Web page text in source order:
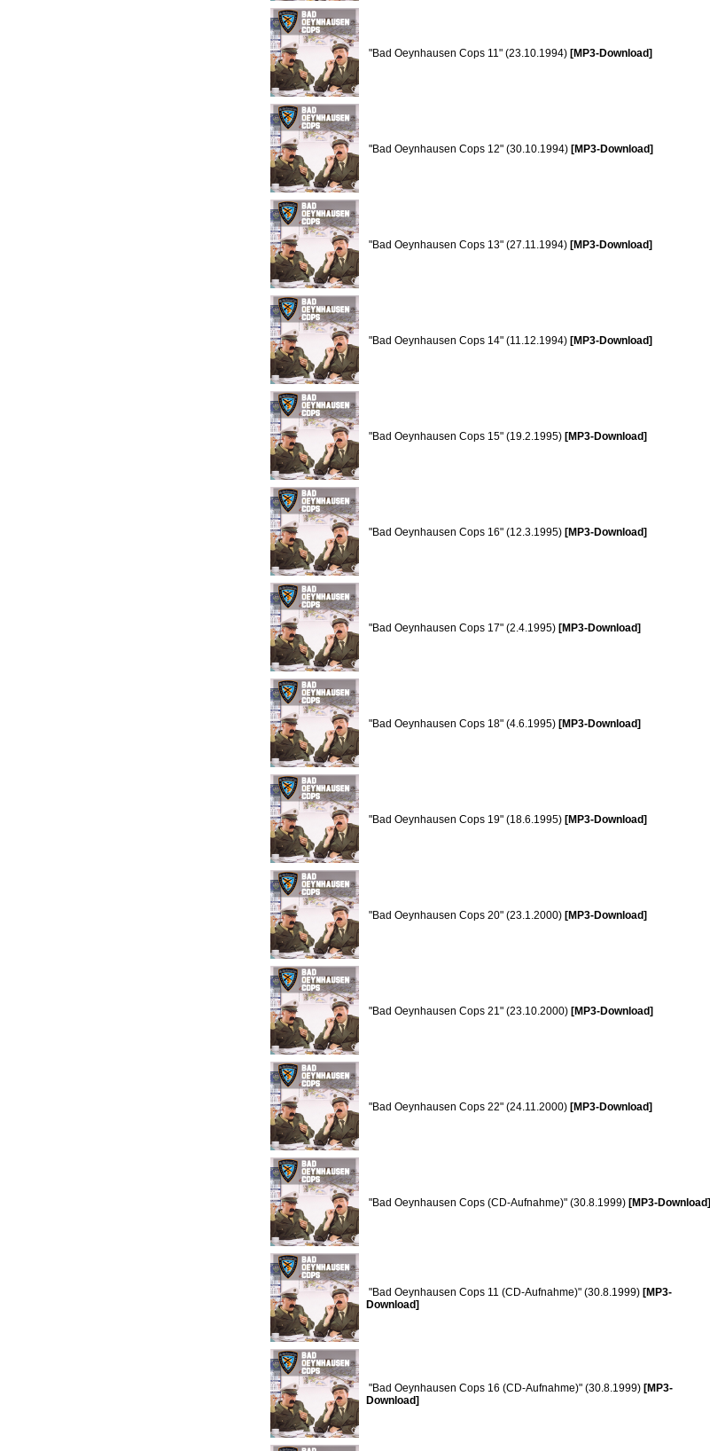
"Bad Oeynhausen Cops 11" (23.10.1994) [MP3-Download]
"Bad Oeynhausen Cops 12" (30.10.1994) [MP3-Download]
"Bad Oeynhausen Cops 13" (27.11.1994) [MP3-Download]
"Bad Oeynhausen Cops 14" (11.12.1994) [MP3-Download]
"Bad Oeynhausen Cops 15" (19.2.1995) [MP3-Download]
"Bad Oeynhausen Cops 16" (12.3.1995) [MP3-Download]
"Bad Oeynhausen Cops 17" (2.4.1995) [MP3-Download]
"Bad Oeynhausen Cops 18" (4.6.1995) [MP3-Download]
"Bad Oeynhausen Cops 19" (18.6.1995) [MP3-Download]
"Bad Oeynhausen Cops 20" (23.1.2000) [MP3-Download]
"Bad Oeynhausen Cops 21" (23.10.2000) [MP3-Download]
"Bad Oeynhausen Cops 22" (24.11.2000) [MP3-Download]
"Bad Oeynhausen Cops (CD-Aufnahme)" (30.8.1999) [MP3-Download]
"Bad Oeynhausen Cops 11 (CD-Aufnahme)" (30.8.1999) [MP3-
Download]
"Bad Oeynhausen Cops 16 (CD-Aufnahme)" (30.8.1999) [MP3-
Download]